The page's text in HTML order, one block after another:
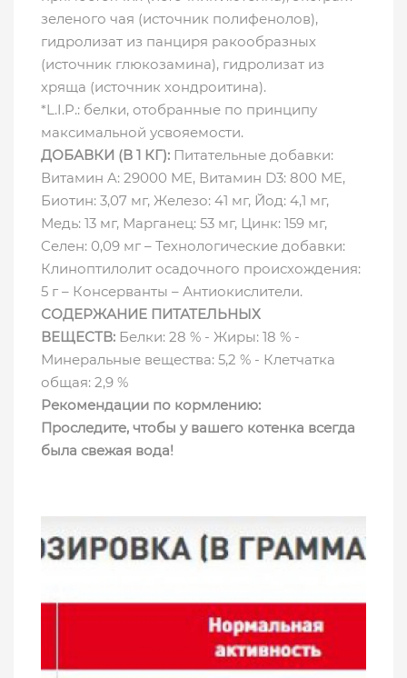
зеленого чая (источник полифенолов),
гидролизат из панциря ракообразных
(источник глюкозамина), гидролизат из
хряща (источник хондроитина).
*L.I.P.: белки, отобранные по принципу
максимальной усвояемости.
ДОБАВКИ (В 1 КГ): Питательные добавки:
Витамин A: 29000 ME, Витамин D3: 800 ME,
Биотин: 3,07 мг, Железо: 41 мг, Йод: 4,1 мг,
Медь: 13 мг, Марганец: 53 мг, Цинк: 159 мг,
Ceлeн: 0,09 мг – Технологические добавки:
Клиноптилолит осадочного происхождения:
5 г – Консерванты – Антиокислители.
СОДЕРЖАНИЕ ПИТАТЕЛЬНЫХ
ВЕЩЕСТВ: Белки: 28 % - Жиры: 18 % -
Минеральные вещества: 5,2 % - Клетчатка
общая: 2,9 %
Рекомендации по кормлению:
Проследите, чтобы у вашего котенка всегда
была свежая вода!